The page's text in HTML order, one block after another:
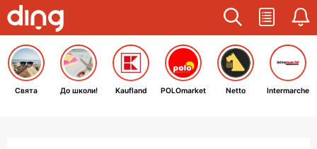
Свята До школи! Kaufland POLOmarket Netto Intermarche